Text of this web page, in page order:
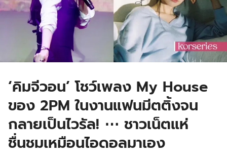
‘คิมจีวอน’ โชว์เพลง My House
ของ 2PM ในงานแฟนมีตติ้งจน
กลายเป็นไวรัล! ⋯ ชาวเน็ตแห่
ชื่นชมเหมือนไอดอลมาเอง